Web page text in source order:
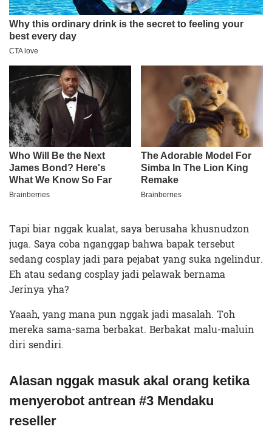
Tapi biar nggak kualat, saya berusaha khusnudzon
juga. Saya coba nganggap bahwa bapak tersebut
sedang cosplay jadi para pejabat yang suka ngelindur.
Eh atau sedang cosplay jadi pelawak bernama
Jerinya yha?
Yaaah, yang mana pun nggak jadi masalah. Toh
mereka sama-sama berbakat. Berbakat malu-maluin
diri sendiri.
Alasan nggak masuk akal orang ketika
menyerobot antrean #3 Mendaku
reseller